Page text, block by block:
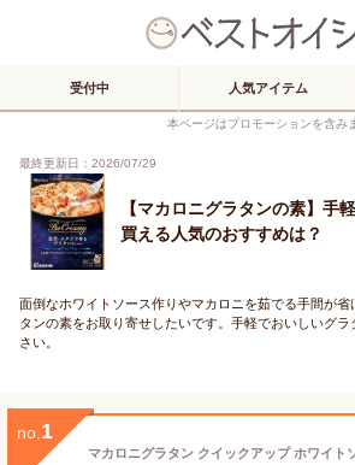
受付中 人気アイテム
本ページはプロモーションを含み
最終更新日：2026/07/29
【マカロニグラタンの素】手
買える人気のおすすめは？
面倒なホワイトソース作りやマカロニを茹でる手間が省
タンの素をお取り寄せしたいです。手軽でおいしいグ
さい。
no. 1